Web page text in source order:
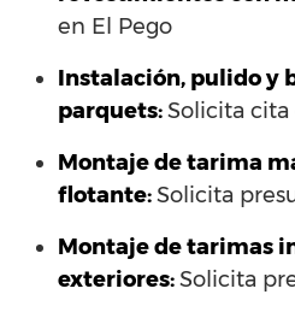
en El Pego
Instalación, pulido y
parquets:Solicita cita
Montaje de tarima
flotante:Solicita
Montaje de tarimas
exteriores:Solicita